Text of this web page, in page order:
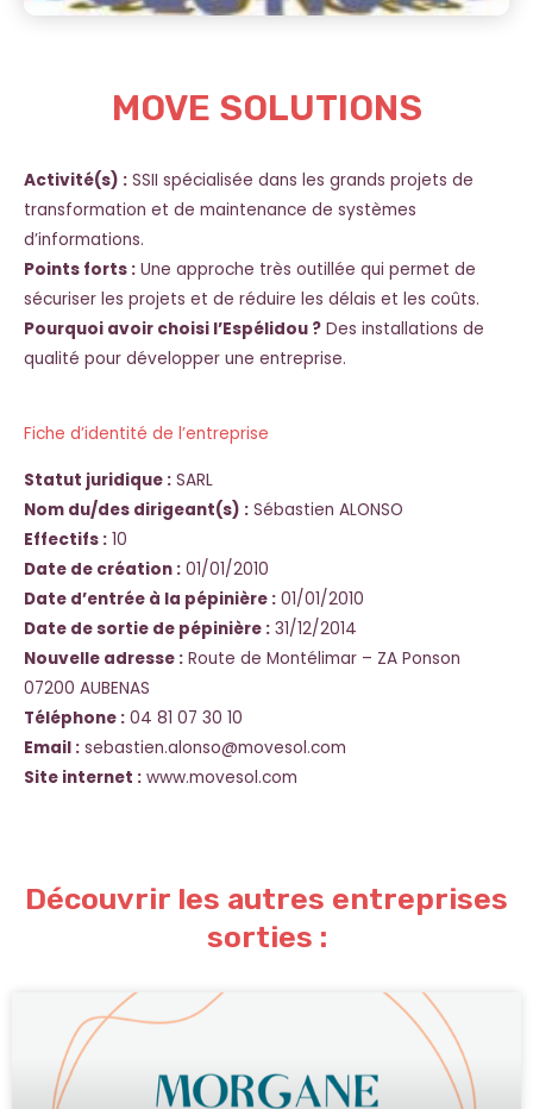
MOVE SOLUTIONS
Activité(s) : SSII spécialisée dans les grands projets de
transformation et de maintenance de systèmes
d’informations.
Points forts : Une approche très outillée qui permet de
sécuriser les projets et de réduire les délais et les coûts.
Pourquoi avoir choisi l’Espélidou ? Des installations de
qualité pour développer une entreprise.
Fiche d’identité de l’entreprise
Statut juridique : SARL
Nom du/des dirigeant(s) : Sébastien ALONSO
Effectifs : 10
Date de création : 01/01/2010
Date d’entrée à la pépinière : 01/01/2010
Date de sortie de pépinière : 31/12/2014
Nouvelle adresse : Route de Montélimar – ZA Ponson
07200 AUBENAS
Téléphone : 04 81 07 30 10
Email : sebastien.alonso@movesol.com
Site internet : www.movesol.com
Découvrir les autres entreprises
sorties :